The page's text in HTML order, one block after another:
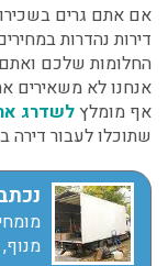
אם אתם גרים
דירות נהדרות
החלומות שלכם
אנחנו לא משאירים
אף מומלץלשדרג
שתוכלו לעבור דירה